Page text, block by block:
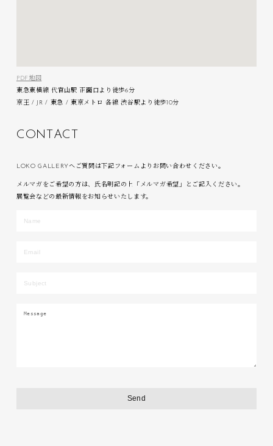
PDF地図
東急東横線 代官山駅 正面口より徒歩6分
京王 / JR / 東急 / 東京メトロ 各線 渋谷駅より徒歩10分
C ON T AC T
LOKO GALLERYへご質問は下記フォームよりお問い合わせください。
メルマガをご希望の方は、氏名明記の上「メルマガ希望」とご記入ください。
展覧会などの最新情報をお知らせいたします。